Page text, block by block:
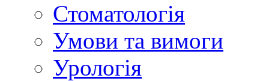
Стоматологія
Умови та вимоги
Урологія